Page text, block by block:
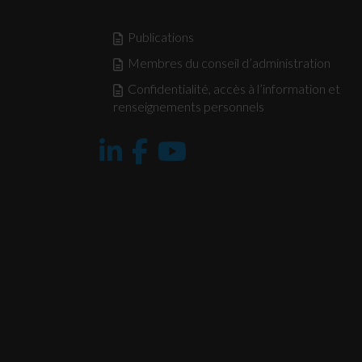
Publications
Membres du conseil d’administration
Confidentialité, accès à l’information et
renseignements personnels